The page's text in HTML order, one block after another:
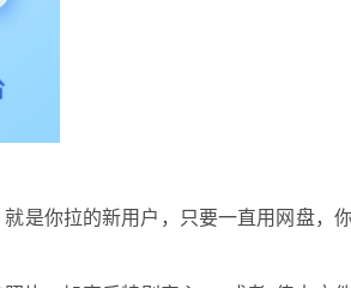
是你拉的新用户，只要一直用网盘，